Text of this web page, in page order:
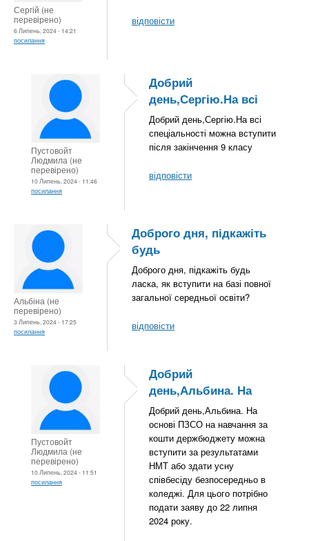
Сергій (не
перевірено)
6 Липень, 2024 - 14:21
посилання
відповісти
Пустовойт
Людмила (не
перевірено)
10 Липень, 2024 - 11:46
посилання
Добрий
день,Сергію.На всі
Добрий день,Сергію.На всі
спеціальності можна вступити
після закінчення 9 класу
відповісти
Альбіна (не
перевірено)
3 Липень, 2024 - 17:25
посилання
Доброго дня, підкажіть
будь
Доброго дня, підкажіть будь
ласка, як вступити на базі повної
загальної середньої освіти?
відповісти
Пустовойт
Людмила (не
перевірено)
10 Липень, 2024 - 11:51
посилання
Добрий
день,Альбина. На
Добрий день,Альбина. На
основі ПЗСО на навчання за
кошти держбюджету можна
вступити за результатами
НМТ або здати усну
співбесіду безпосередньо в
коледжі. Для цього потрібно
подати заяву до 22 липня
2024 року.